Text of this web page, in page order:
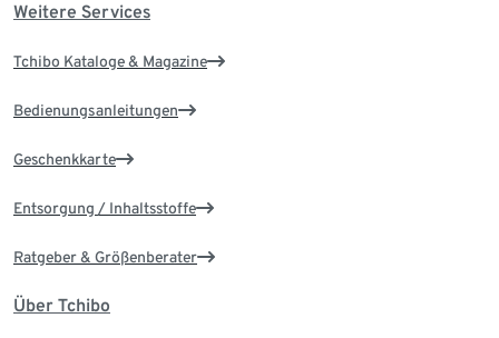
Weitere Services
Tchibo Kataloge & Magazine
Bedienungsanleitungen
Geschenkkarte
Entsorgung / Inhaltsstoffe
Ratgeber & Größenberater
Über Tchibo